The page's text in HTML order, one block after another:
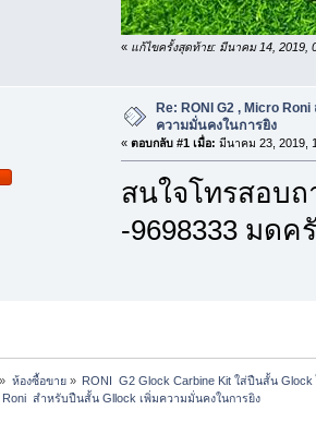
« แก้ไขครั้งสุดท้าย: มีนาคม 14, 2019,
Re: RONI G2 , Micro
ความมั่นคงในการยิง
« ตอบกลับ #1 เมื่อ: มีนาคม 23, 2019,
สนใจโทรสอบ
-9698333 มดค
» ห้องซื้อขาย» RONI  G2 Glock Carbine Kit ใส่ปืนสั้น
Roni  สำหรับปืนสั้น Gllock เพิ่มความมั่นคงในการยิง